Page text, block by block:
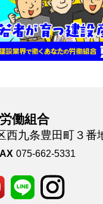
働組合
九条豊田町３番
075-662-5331